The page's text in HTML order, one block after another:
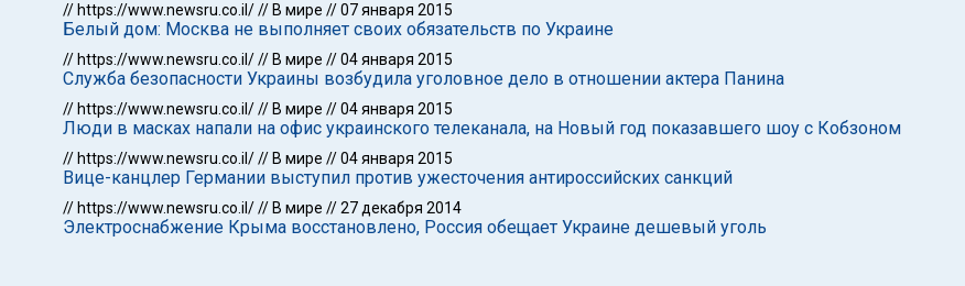
// https://www.newsru.co.il/// В мире //07 января 2015
Белый дом: Москва не выполняет своих обязательств по Украине
// https://www.newsru.co.il/// В мире //04 января 2015
Служба безопасности Украины возбудила уголовное дело в отношении актера Панина
// https://www.newsru.co.il/// В мире //04 января 2015
Люди в масках напали на офис украинского телеканала, на Новый год показавшего шоу с Кобзоном
// https://www.newsru.co.il/// В мире //04 января 2015
Вице-канцлер Германии выступил против ужесточения антироссийских санкций
// https://www.newsru.co.il/// В мире //27 декабря 2014
Электроснабжение Крыма восстановлено, Россия обещает Украине дешевый уголь